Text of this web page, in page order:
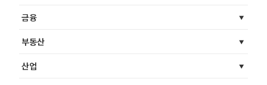
금융
부동산
산업